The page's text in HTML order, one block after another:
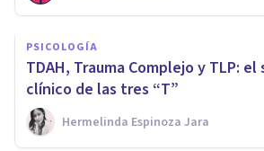
PSICOLOGÍA
TDAH, Trauma Complejo y TLP:
clínico de las tres “T”
Hermelinda Espinoza Jara